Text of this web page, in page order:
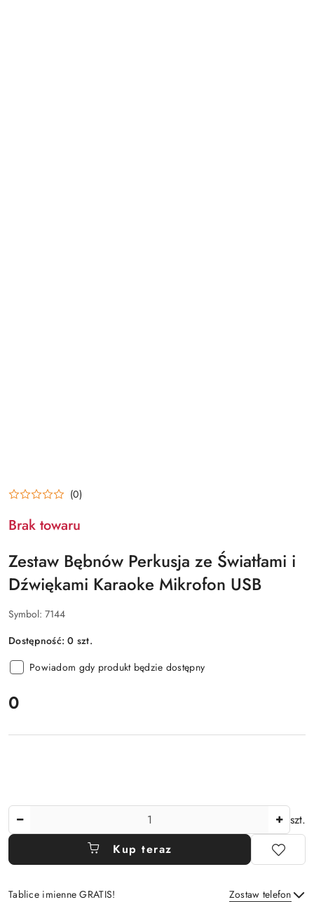
(0)
Brak towaru
Zestaw Bębnów Perkusja ze Światłami i
Dźwiękami Karaoke Mikrofon USB
Symbol: 7144
Dostępność:0 szt.
Powiadom gdy produkt będzie dostępny
cena:
0
szt.
Kup teraz
Tablice imienne GRATIS! Zostaw telefon